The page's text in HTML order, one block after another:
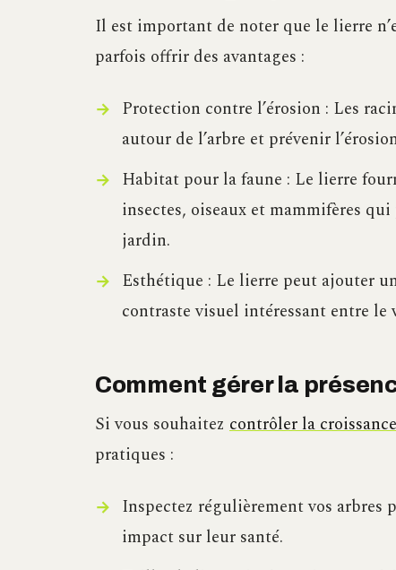
Il est important de noter que le lierre
parfois offrir des avantages :
Protection contre l’érosion : Les
autour de l’arbre et prévenir
Habitat pour la faune : Le lierre
insectes, oiseaux et mammifères
jardin.
Esthétique : Le lierre peut ajouter
contraste visuel intéressant entre le
Comment gérer la
Si vous souhaitez contrôler la
pratiques :
Inspectez régulièrement vos arbres
impact sur leur santé.